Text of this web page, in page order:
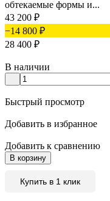
обтекаемые формы и...
43 200 ₽
−14 800 ₽
28 400 ₽
В наличии
Быстрый просмотр
Добавить в избранное
Добавить к сравнению
В корзину
Купить в 1 клик